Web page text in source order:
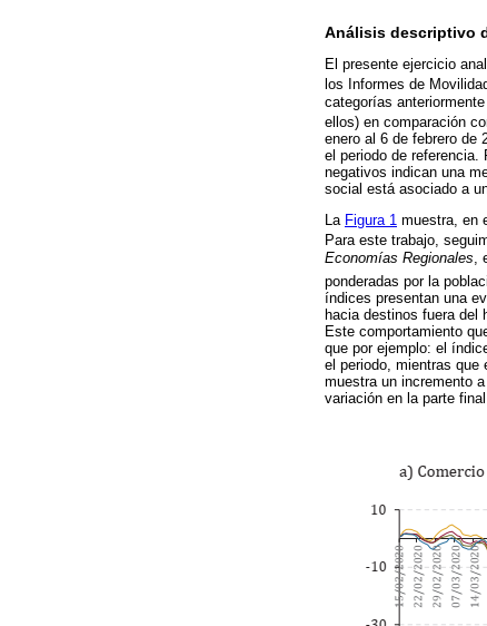
Análisis descriptivo
El presente ejercicio
los Informes de
categorías
ellos) en comparación
enero al 6 de febrero de
el periodo de
negativos indican una
social está asociado a
La Figura 1 muestra, en
Para este trabajo,
Economías Regionales
ponderadas por la
índices presentan una
hacia destinos fuera del
Este comportamiento
que por ejemplo: el
el periodo, mientras que
muestra un incremento
variación en la parte final